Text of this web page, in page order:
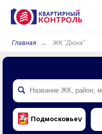
Главная ЖК "Дюна"
Подмосковье